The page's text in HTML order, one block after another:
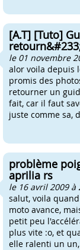
[A.T] [Tuto]
le 01 novembre
alor voila depuis
promis des
retourner un
fait, car il faut
juste comme sa,
problème
aprilia rs
le 16 avril 2009 à
salut, voila
moto avance,
petit peu
plus vite :o, et
elle ralenti un